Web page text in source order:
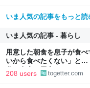
いま人気の記事をもっと読
いま人気の記事 - 暮らし
用意した朝食を息子が食
いから食べたくない」と…
分で食事を用意しなさい。
208 users togetter.com